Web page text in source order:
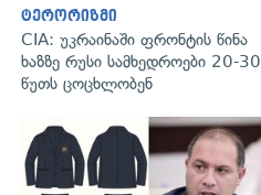
ტერორიზმი
CIA: უკრაინაში ფრონტის წინა
ხაზზე რუსი სამხედროები 20-30
წუთს ცოცხლობენ